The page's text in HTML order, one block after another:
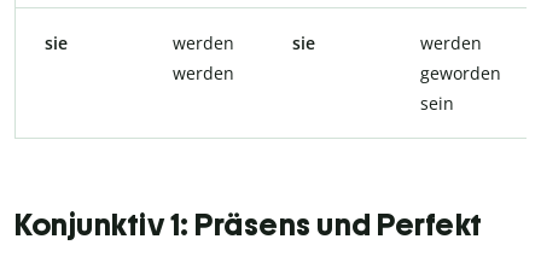
sie
werden
werden
sie
werden
geworden
sein
Konjunktiv 1: Präsens und Perfekt